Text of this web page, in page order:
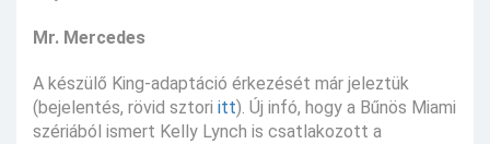
Mr. Mercedes
A készülő King-adaptáció érkezését már jeleztük
(bejelentés, rövid sztori itt). Új infó, hogy a Bűnös Miami
szériából ismert Kelly Lynch is csatlakozott a